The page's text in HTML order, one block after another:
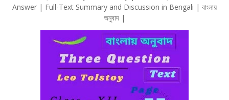
Answer | Full-Text Summary and Discussion in Bengali | বাংলায়
অনুবাদ |